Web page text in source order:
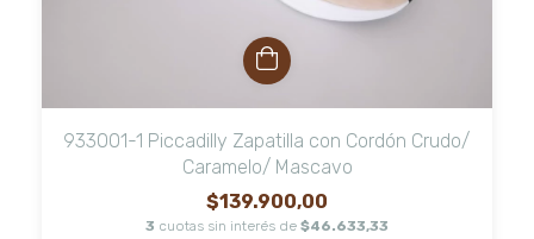
933001-1 Piccadilly Zapatilla con Cordón Crudo/
Caramelo/ Mascavo
$139.900,00
3 cuotas sin interés de $46.633,33